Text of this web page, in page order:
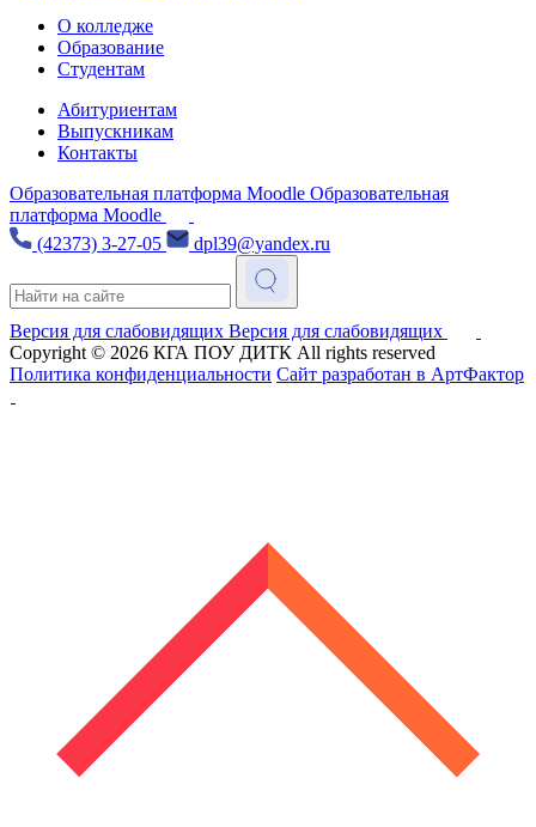
О колледже
Образование
Студентам
Абитуриентам
Выпускникам
Контакты
Образовательная платформа Moodle Образовательная
платформа Moodle
(42373) 3-27-05
dpl39@yandex.ru
Версия для слабовидящих Версия для слабовидящих
Copyright © 2026 КГА ПОУ ДИТК All rights reserved
Политика конфиденциальности Сайт разработан в АртФактор